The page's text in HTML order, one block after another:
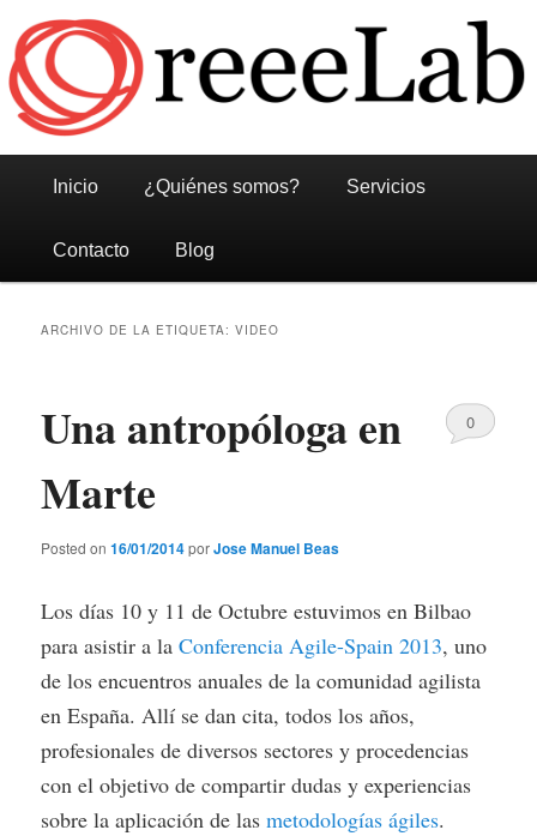
Reeelab
principal
Ir
contenido
principal
Ir
contenido
secundario
Inicio ¿Quiénes somos? Servicios
Contacto Blog
ARCHIVO DE LA ETIQUETA:VIDEO
Una antropóloga en
Marte
Posted on16/01/2014porJose Manuel Beas
0
Los días 10 y 11 de Octubre estuvimos en Bilbao
para asistir a laConferencia Agile-Spain 2013, uno
de los encuentros anuales de la comunidad agilista
en España. Allí se dan cita, todos los años,
profesionales de diversos sectores y procedencias
con el objetivo de compartir dudas y experiencias
sobre la aplicación de lasmetodologías ágiles.